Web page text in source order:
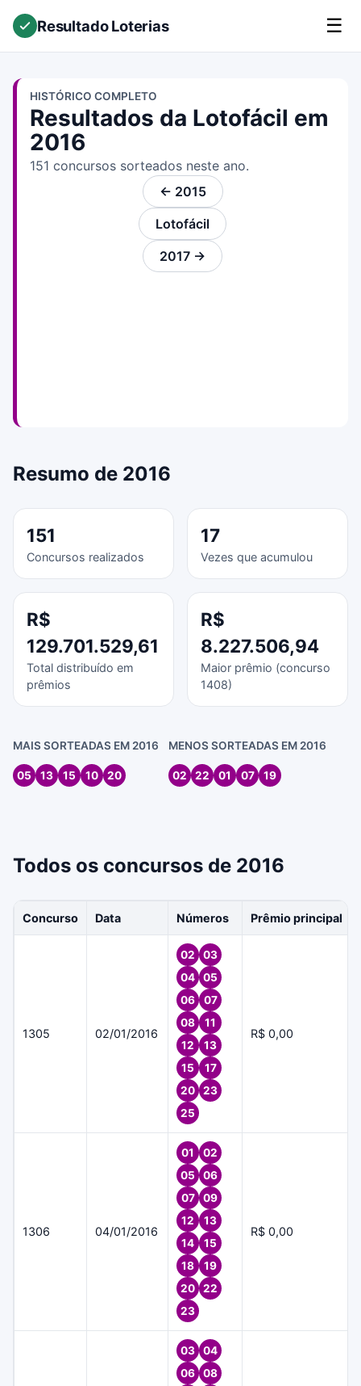
Resultado Loterias ☰
HISTÓRICO COMPLETO
Resultados da Lotofácil em
2016
151 concursos sorteados neste ano.
← 2015
Lotofácil
2017 →
Resumo de 2016
151
Concursos realizados
17
Vezes que acumulou
R$
129.701.529,61
Total distribuído em
prêmios
R$
8.227.506,94
Maior prêmio (concurso
1408)
MAIS SORTEADAS EM 2016
05 13 15 10 20
MENOS SORTEADAS EM 2016
02 22 01 07 19
Todos os concursos de 2016
Concurso Data Números Prêmio principal
1305 02/01/2016
02
03
04
05
06
07
08
11
12
13
15
17
20
23
25
R$ 0,00
1306 04/01/2016
01
02
05
06
07
09
12
13
14
15
18
19
20
22
23
R$ 0,00
03
04
06
08